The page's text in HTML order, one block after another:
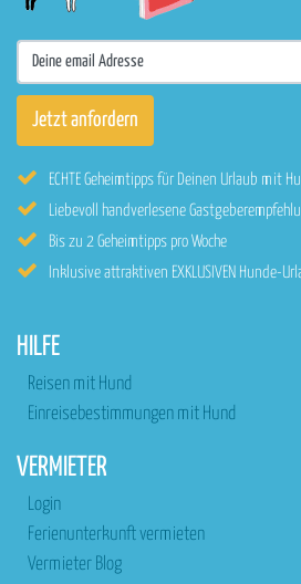
ECHTE Geheimtipps für Deinen Urlaub mit
Liebevoll handverlesene
Bis zu 2 Geheimtipps pro Woche
Inklusive attraktiven EXKLUSIVEN Hunde-
HILFE
Reisen mit Hund
Einreisebestimmungen mit Hund
VERMIETER
Login
Ferienunterkunft vermieten
Vermieter Blog